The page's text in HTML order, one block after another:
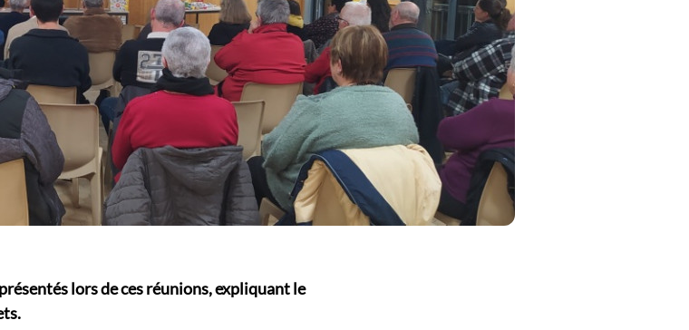
lors de ces réunions, expliquant le